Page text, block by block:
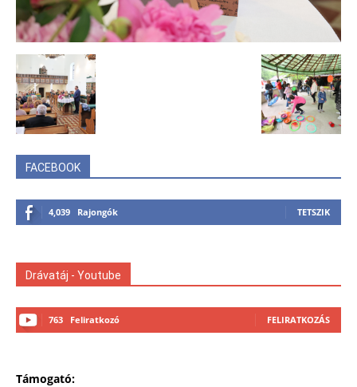
FACEBOOK
4,039 Rajongók TETSZIK
Drávatáj - Youtube
763 Feliratkozó FELIRATKOZÁS
Támogató: